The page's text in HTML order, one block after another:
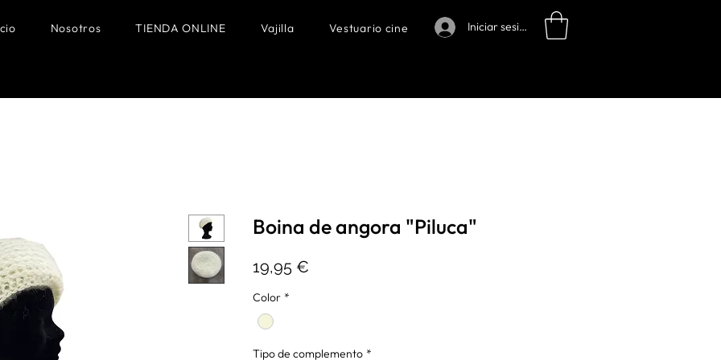
Nosotros TIENDA ONLINE Vajilla Vestuario cine Iniciar sesión
Boina de angora "Piluca"
19,95 €
Color *
Tipo de complemento *